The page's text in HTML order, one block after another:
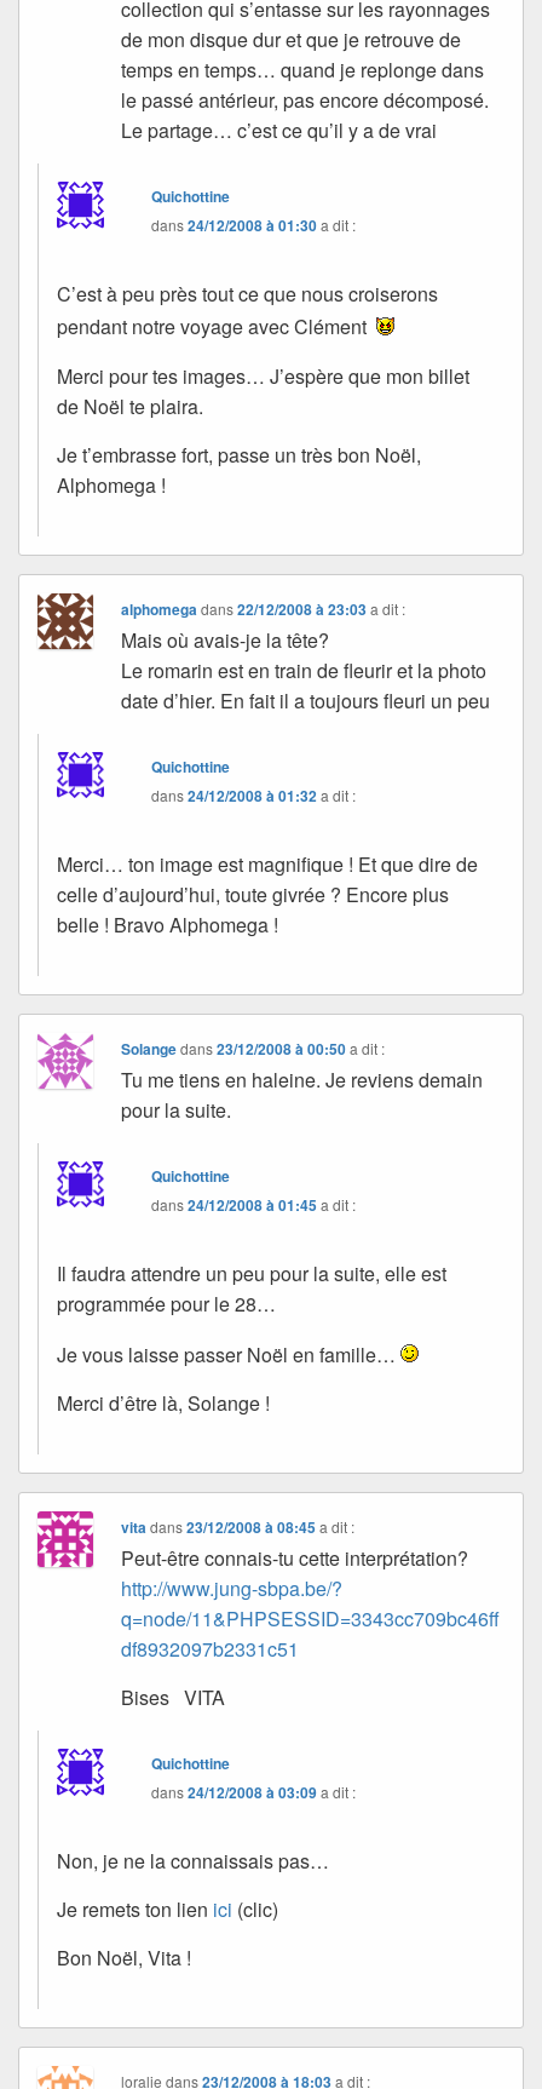
collection qui s’entasse sur les rayonnages
de mon disque dur et que je retrouve de
temps en temps… quand je replonge dans
le passé antérieur, pas encore décomposé.
Le partage… c’est ce qu’il y a de vrai
Quichottine
dans24/12/2008 à 01:30a dit :
C’est à peu près tout ce que nous croiserons
pendant notre voyage avec Clément
Merci pour tes images… J’espère que mon billet
de Noël te plaira.
Je t’embrasse fort, passe un très bon Noël,
Alphomega !
alphomegadans22/12/2008 à 23:03 a dit :
Mais où avais-je la tête?
Le romarin est en train de fleurir et la photo
date d’hier. En fait il a toujours fleuri un peu
Quichottine
dans24/12/2008 à 01:32a dit :
Merci… ton image est magnifique ! Et que dire de
celle d’aujourd’hui, toute givrée ? Encore plus
belle ! Bravo Alphomega !
Solangedans23/12/2008 à 00:50 a dit :
Tu me tiens en haleine. Je reviens demain
pour la suite.
Quichottine
dans24/12/2008 à 01:45a dit :
Il faudra attendre un peu pour la suite, elle est
programmée pour le 28…
Je vous laisse passer Noël en famille…
Merci d’être là, Solange !
vitadans23/12/2008 à 08:45 a dit :
Peut-être connais-tu cette interprétation?
http://www.jung-sbpa.be/?
q=node/11&PHPSESSID=3343cc709bc46ff
df8932097b2331c51
Bises VITA
Quichottine
dans24/12/2008 à 03:09a dit :
Non, je ne la connaissais pas…
Je remets ton lien ici (clic)
Bon Noël, Vita !
loralie dans23/12/2008 à 18:03 a dit :